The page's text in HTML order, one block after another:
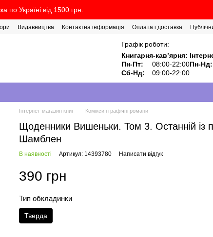
по Україні від 1500 грн.
Видавництва Контактна інформація Оплата і доставка
Графік роботи:
Книгарня-кавʼярня:
Пн-Пт:
08:00-22:00Пн-Нд:
Сб-Нд:
09:00-22:00
Інтернет-магазин книг Комікси і графічні романи
Щоденники Вишеньки. Том 3. Останній із
Шамблен
В наявності Артикул: 14393780 Написати відгук
390 грн
Тип обкладинки
Тверда